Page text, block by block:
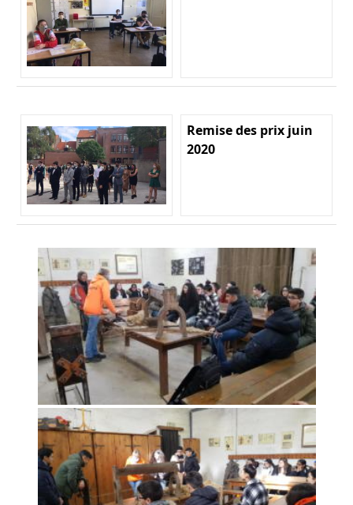
Remise des prix juin
2020